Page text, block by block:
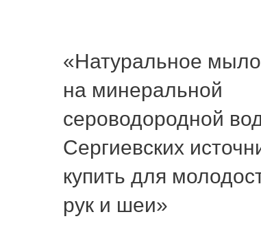
«Натуральное мыло
на минеральной
сероводородной
Сергиевских
купить для
рук и шеи»